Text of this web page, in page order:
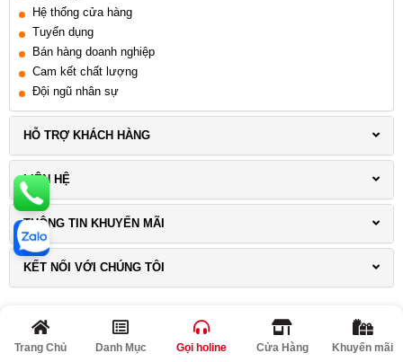
Hệ thống cửa hàng
Tuyển dụng
Bán hàng doanh nghiệp
Cam kết chất lượng
Đội ngũ nhân sự
HỖ TRỢ KHÁCH HÀNG
LIÊN HỆ
THÔNG TIN KHUYẾN MÃI
KẾT NỐI VỚI CHÚNG TÔI
Trang Chủ Danh Mục Gọi holine Cửa Hàng Khuyến mãi